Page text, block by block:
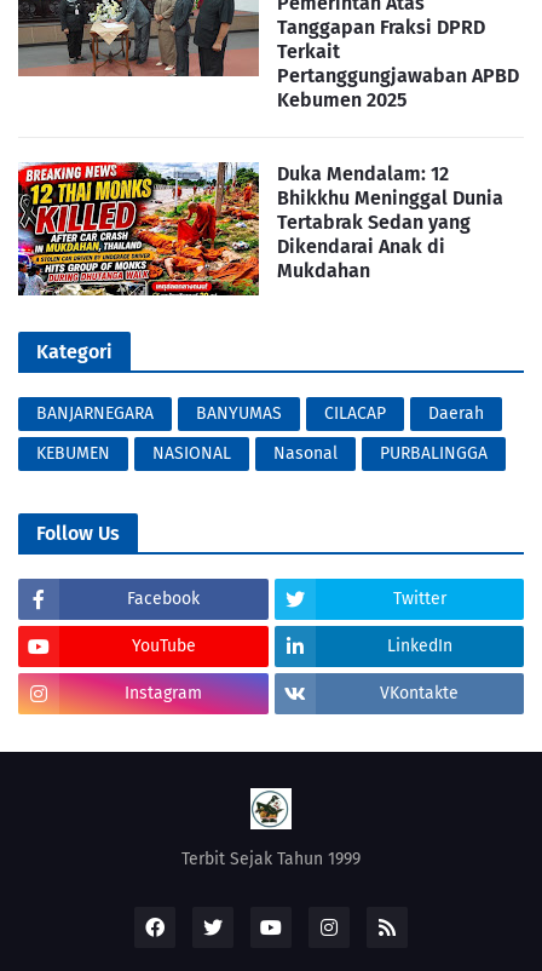
Tanggapan Fraksi DPRD
Terkait
Pertanggungjawaban APBD
Kebumen 2025
Duka Mendalam: 12
Bhikkhu Meninggal Dunia
Tertabrak Sedan yang
Dikendarai Anak di
Mukdahan
Kategori
BANJARNEGARA BANYUMAS CILACAP
Daerah
KEBUMEN
NASIONAL Nasonal PURBALINGGA
Follow Us
Facebook Twitter
YouTube LinkedIn
Instagram VKontakte
Terbit Sejak Tahun 1999